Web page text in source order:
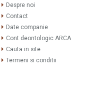
Despre noi
Contact
Date companie
Cont deontologic ARCA
Cauta in site
Termeni si conditii